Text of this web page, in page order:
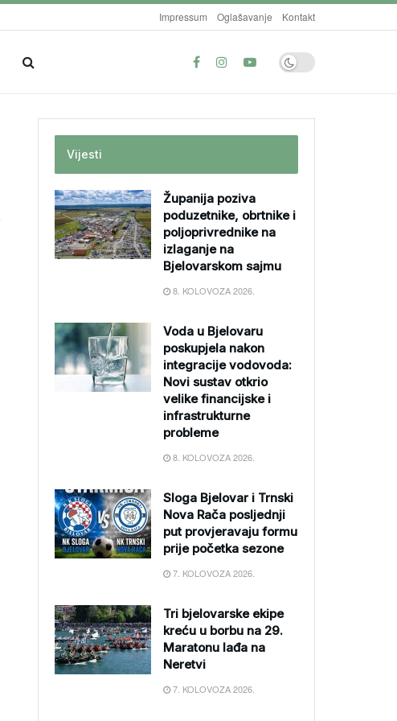
Impressum Oglašavanje Kontakt
Vijesti
Županija poziva
poduzetnike, obrtnike i
poljoprivrednike na
izlaganje na
Bjelovarskom sajmu
8. KOLOVOZA 2026.
Voda u Bjelovaru
poskupjela nakon
integracije vodovoda:
Novi sustav otkrio
velike financijske i
infrastrukturne
probleme
8. KOLOVOZA 2026.
Sloga Bjelovar i Trnski
Nova Rača posljednji
put provjeravaju formu
prije početka sezone
7. KOLOVOZA 2026.
Tri bjelovarske ekipe
kreću u borbu na 29.
Maratonu lađa na
Neretvi
7. KOLOVOZA 2026.